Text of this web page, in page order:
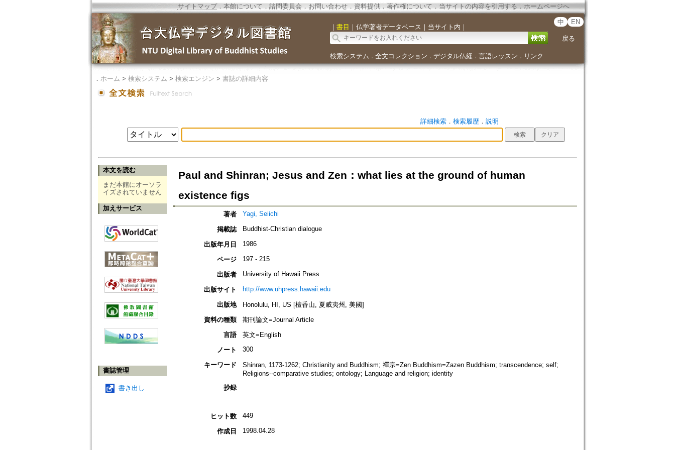
サイトマップ．本館について ． 諮問委員会． お問い合わせ． 資料提供． 著作権について．当サイトの内容を引用する ． ホームページへ
｜ 書目 ｜ 仏学著者データベース ｜ 当サイト内 ｜
中 EN
戻る
検索システム ． 全文コレクション ． デジタル仏経． 言語レッスン ． リンク
． ホーム > 検索システム > 検索エンジン > 書誌の詳細内容
詳細検索． 検索履歴． 説明
本文を読む
まだ本館にオーソラ
イズされていません
加えサービス
書誌管理
書き出し
Paul and Shinran; Jesus and Zen：what lies at the ground of human
existence figs
著者 Yagi, Seiichi
掲載誌 Buddhist-Christian dialogue
出版年月日 1986
ページ 197 - 215
出版者 University of Hawaii Press
出版サイト http://www.uhpress.hawaii.edu
出版地
Honolulu, HI, US [檀香山, 夏威夷州, 美國]
資料の種類
期刊論文=Journal Article
言語
英文=English
ノート
300
キーワード
Shinran, 1173-1262; Christianity and Buddhism; 禪宗=Zen Buddhism=Zazen Buddhism; transcendence; self;
Religions--comparative studies; ontology; Language and religion; identity
抄録
ヒット数 449
作成日 1998.04.28